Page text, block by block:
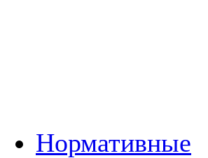
Нормативные